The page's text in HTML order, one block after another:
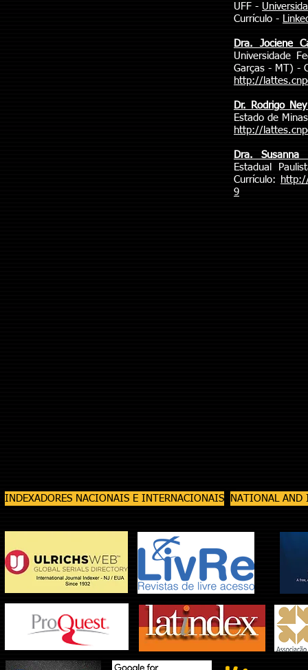
UFF -
Currículo -
Dra. Jociene
Universidade
Garças - MT) -
http://
Dr. Rodrigo
Estado de
http://
Dra. Susanna
Estadual
Currículo:
9
INDEXADORES NACIONAIS E INTERNACIONAIS NATIONAL AND